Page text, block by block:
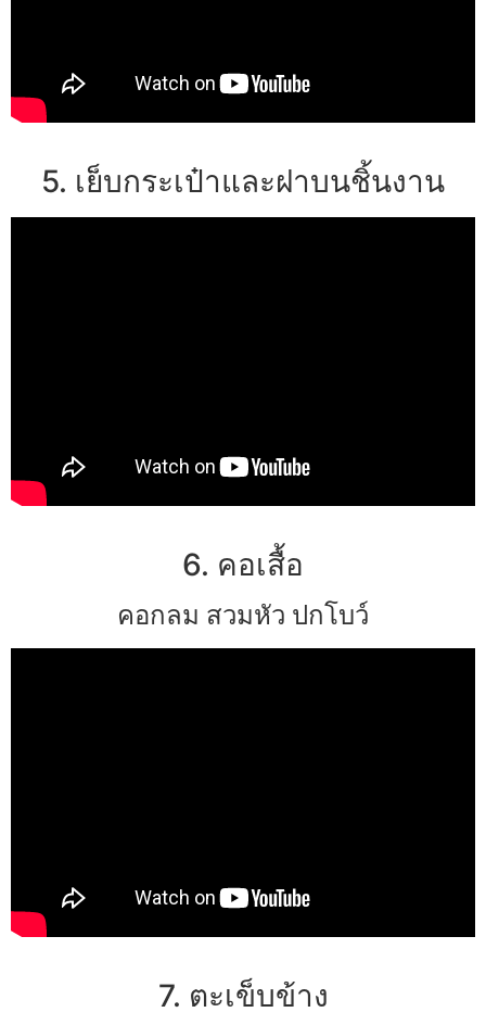
5. เย็บกระเป๋าและฝาบนชิ้นงาน
6. คอเสื้อ
คอกลม สวมหัว ปกโบว์
7. ตะเข็บข้าง